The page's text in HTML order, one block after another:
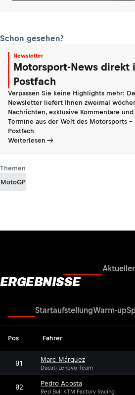
Schon gesehen?
Newsletter
Motorsport-News direkt
Postfach
Verpassen Sie keine Highlights mehr:
Newsletter liefert Ihnen zweimal
Nachrichten, exklusive Kommentare
Termine aus der Welt des Motorsports
Postfach
Weiterlesen
Themen
MotoGP
ERGEBNISSE
StartaufstellungWarm-up
Pos Fahrer
01 Marc Márquez
Ducati Lenovo Team
02 Pedro Acosta
Red Bull KTM Factory Racing